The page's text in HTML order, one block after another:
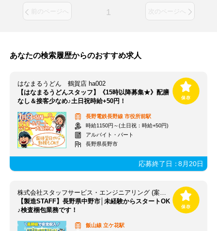
前のページへ 1 次のページへ
あなたの検索履歴からのおすすめ求人
はなまるうどん 鶴賀店 ha002
【はなまるうどんスタッフ】《15時以降募集★》配膳
なし＆接客少なめ♪土日祝時給+50円！
長野電鉄長野線 市役所前駅
時給1150円～(土日祝：時給+50円)
アルバイト・パート
長野県長野市
応募終了日：8月20日
株式会社スタッフサービス・エンジニアリング (案件NO/sseA39237)
【製造STAFF】長野県中野市│未経験からスタートOK
♪検査梱包業務です！
飯山線 立ケ花駅